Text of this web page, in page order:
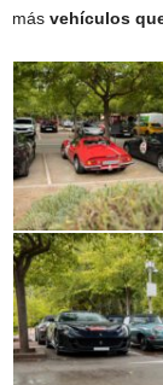
más vehículos